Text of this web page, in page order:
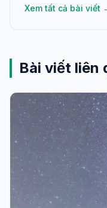
Xem tất cả bài viết
Bài viết liên